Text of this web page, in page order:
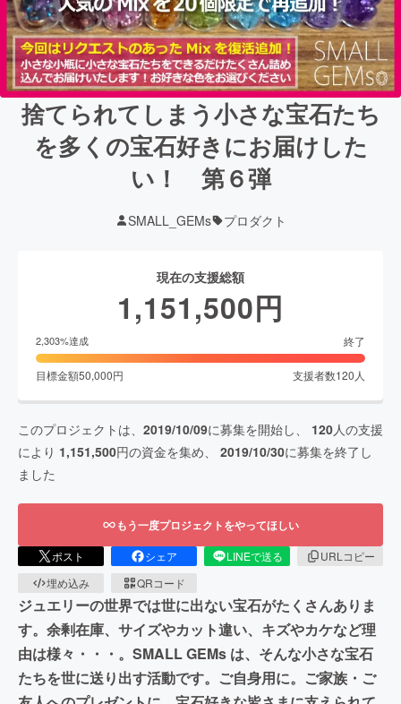
捨てられてしまう小さな宝石たち
を多くの宝石好きにお届けした
い！ 第６弾
SMALL_GEMs プロダクト
現在の支援総額
1,151,500円
2,303%達成 終了
目標金額50,000円 支援者数120 人
このプロジェクトは、 2019/10/09に募集を開始し、 120人の支援
により 1,151,500円の資金を集め、 2019/10/30に募集を終了し
ました
もう一度プロジェクトをやってほしい
ポスト シェア LINEで送る
URLコピー
埋め込み
QRコード
ジュエリーの世界では世に出ない宝石がたくさんありま
す。余剰在庫、サイズやカット違い、キズやカケなど理
由は様々・・・。SMALL GEMs は、そんな小さな宝石
たちを世に送り出す活動です。ご自身用に。ご家族・ご